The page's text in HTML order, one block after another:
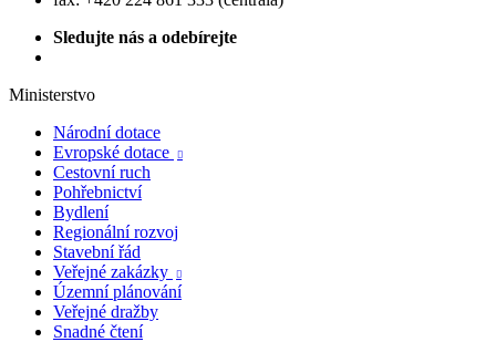
Sledujte nás a odebírejte
Ministerstvo
Národní dotace
Evropské dotace

Cestovní ruch
Pohřebnictví
Bydlení
Regionální rozvoj
Stavební řád
Veřejné zakázky

Územní plánování
Veřejné dražby
Snadné čtení